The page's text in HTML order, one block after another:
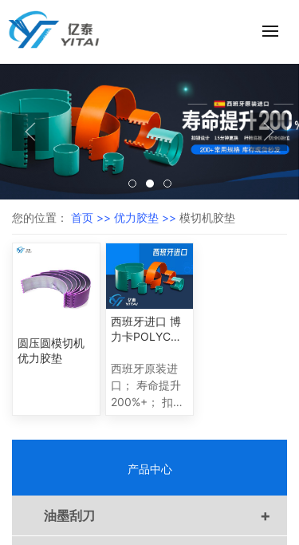
您的位置： 首页 >> 优力胶垫 >> 模切机胶垫
圆压圆模切机
优力胶垫
西班牙进口 博
力卡POLYCUT
西班牙原装进
口； 寿命提升
200%+； 扣锁
位； 200+常用
产品中心
油墨刮刀 +